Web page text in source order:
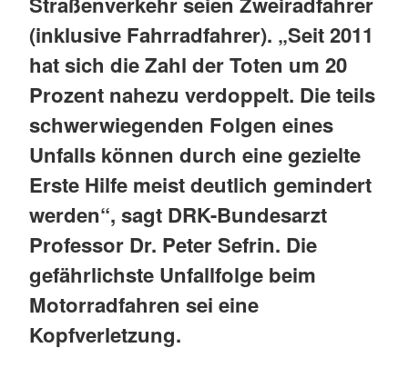
(inklusive Fahrradfahrer). „Seit 2011
hat sich die Zahl der Toten um 20
Prozent nahezu verdoppelt. Die teils
schwerwiegenden Folgen eines
Unfalls können durch eine gezielte
Erste Hilfe meist deutlich gemindert
werden“, sagt DRK-Bundesarzt
Professor Dr. Peter Sefrin. Die
gefährlichste Unfallfolge beim
Motorradfahren sei eine
Kopfverletzung.